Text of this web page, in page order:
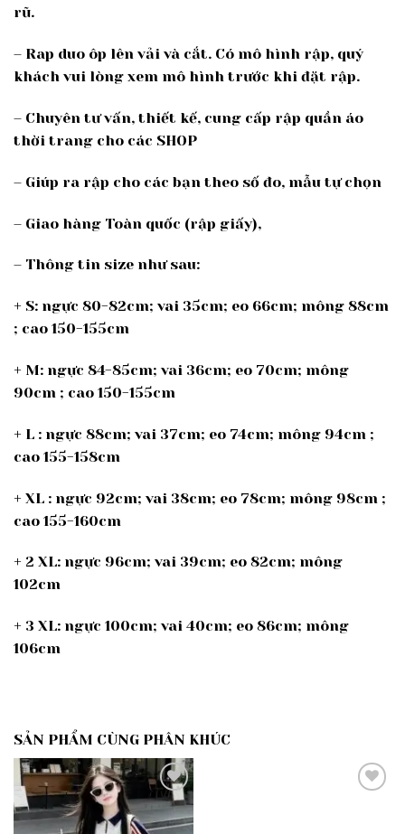
rũ.
– Rap duo ôp lên vải và cắt. Có mô hình rập, quý
khách vui lòng xem mô hình trước khi đặt rập.
– Chuyên tư vấn, thiết kế, cung cấp rập quần áo
thời trang cho các SHOP
– Giúp ra rập cho các bạn theo số đo, mẫu tự chọn
– Giao hàng Toàn quốc (rập giấy),
– Thông tin size như sau:
+ S: ngực 80-82cm; vai 35cm; eo 66cm; mông 88cm
; cao 150-155cm
+ M: ngực 84-85cm; vai 36cm; eo 70cm; mông
90cm ; cao 150-155cm
+ L : ngực 88cm; vai 37cm; eo 74cm; mông 94cm ;
cao 155-158cm
+ XL : ngực 92cm; vai 38cm; eo 78cm; mông 98cm ;
cao 155-160cm
+ 2 XL: ngực 96cm; vai 39cm; eo 82cm; mông
102cm
+ 3 XL: ngực 100cm; vai 40cm; eo 86cm; mông
106cm
SẢN PHẨM CÙNG PHÂN KHÚC
Add to
wishlist